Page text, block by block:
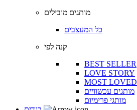
מותגים מובילים
כל המעצבים
קנה לפי
BEST SELLER
LOVE STORY
MOST LOVED
מותגים עכשוויים
מותגי פרימיום